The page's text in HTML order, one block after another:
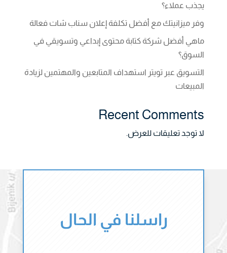
يجذب عملاء؟
وفر ميزانيتك مع أفضل تكلفة إعلان سناب شات فعالة
ماهي أفضل شركة كتابة محتوى إبداعي وتسويقي في
السوق؟
التسويق عبر تويتر استهداف المتابعين والمهتمين لزيادة
المبيعات
Recent Comments
لا توجد تعليقات للعرض.
راسلنا في الحال